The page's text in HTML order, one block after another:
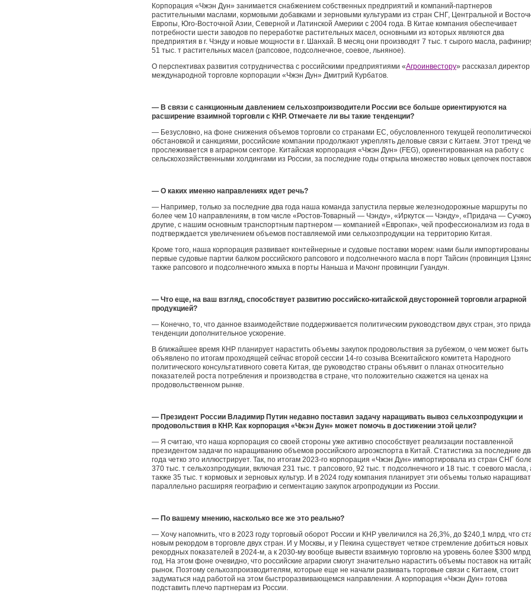
Корпорация «Чжэн Дун» занимается снабжением собственных предприятий и компаний-партнеров
растительными маслами, кормовыми добавками и зерновыми культурами из стран СНГ, Центральной и
Европы, Юго-Восточной Азии, Северной и Латинской Америки с 2004 года. В Китае компания обеспечивает
потребности шести заводов по переработке растительных масел, основными из которых являются два
предприятия в г. Чэнду и новые мощности в г. Шанхай. В месяц они производят 7 тыс. т сырого масла,
51 тыс. т растительных масел (рапсовое, подсолнечное, соевое, льняное).
О перспективах развития сотрудничества с российскими предприятиями «Агроинвестору» рассказал
международной торговле корпорации «Чжэн Дун» Дмитрий Курбатов.
— В связи с санкционным давлением сельхозпроизводители России все больше ориентируются на
расширение взаимной торговли с КНР. Отмечаете ли вы такие тенденции?
— Безусловно, на фоне снижения объемов торговли со странами ЕС, обусловленного текущей
обстановкой и санкциями, российские компании продолжают укреплять деловые связи с Китаем. Этот тренд
прослеживается в аграрном секторе. Китайская корпорация «Чжэн Дун» (FEG), ориентированная на работу с
сельскохозяйственными холдингами из России, за последние годы открыла множество новых цепочек
— О каких именно направлениях идет речь?
— Например, только за последние два года наша команда запустила первые железнодорожные маршруты по
более чем 10 направлениям, в том числе «Ростов-Товарный — Чэнду», «Иркутск — Чэнду», «Придача —
другие, с нашим основным транспортным партнером — компанией «Европак», чей профессионализм из года в
подтверждается увеличением объемов поставляемой ими сельхозпродукции на территорию Китая.
Кроме того, наша корпорация развивает контейнерные и судовые поставки морем: нами были импортированы
первые судовые партии балком российского рапсового и подсолнечного масла в порт Тайсин (провинция
также рапсового и подсолнечного жмыха в порты Наньша и Мачонг провинции Гуандун.
— Что еще, на ваш взгляд, способствует развитию российско-китайской двусторонней торговли аграрной
продукцией?
— Конечно, то, что данное взаимодействие поддерживается политическим руководством двух стран, это
тенденции дополнительное ускорение.
В ближайшее время КНР планирует нарастить объемы закупок продовольствия за рубежом, о чем может быть
объявлено по итогам проходящей сейчас второй сессии 14-го созыва Всекитайского комитета Народного
политического консультативного совета Китая, где руководство страны объявит о планах относительно
показателей роста потребления и производства в стране, что положительно скажется на ценах на
продовольственном рынке.
— Президент России Владимир Путин недавно поставил задачу наращивать вывоз сельхозпродукции и
продовольствия в КНР. Как корпорация «Чжэн Дун» может помочь в достижении этой цели?
— Я считаю, что наша корпорация со своей стороны уже активно способствует реализации поставленной
президентом задачи по наращиванию объемов российского агроэкспорта в Китай. Статистика за последние
года четко это иллюстрирует. Так, по итогам 2023-го корпорация «Чжэн Дун» импортировала из стран СНГ
370 тыс. т сельхозпродукции, включая 231 тыс. т рапсового, 92 тыс. т подсолнечного и 18 тыс. т соевого масла,
также 35 тыс. т кормовых и зерновых культур. И в 2024 году компания планирует эти объемы только
параллельно расширяя географию и сегментацию закупок агропродукции из России.
— По вашему мнению, насколько все же это реально?
— Хочу напомнить, что в 2023 году торговый оборот России и КНР увеличился на 26,3%, до $240,1 млрд, что
новым рекордом в торговле двух стран. И у Москвы, и у Пекина существует четкое стремление добиться новых
рекордных показателей в 2024-м, а к 2030-му вообще вывести взаимную торговлю на уровень более $300 млрд
год. На этом фоне очевидно, что российские аграрии смогут значительно нарастить объемы поставок на
рынок. Поэтому сельхозпроизводителям, которые еще не начали развивать торговые связи с Китаем, стоит
задуматься над работой на этом быстроразвивающемся направлении. А корпорация «Чжэн Дун» готова
подставить плечо партнерам из России.